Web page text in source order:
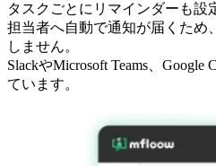
タスクごとにリマインダーも設
担当者へ自動で通知が届くため
しません。
SlackやMicrosoft Teams、
ています。